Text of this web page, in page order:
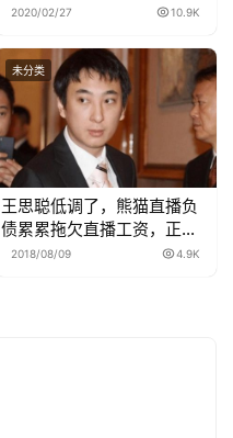
2020/02/27 10.9K
未分类
王思聪低调了，熊猫直播负
债累累拖欠直播工资，正在
协商卖掉？
2018/08/09 4.9K